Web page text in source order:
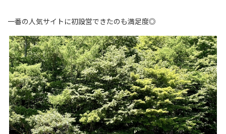
一番の人気サイトに初設営できたのも満足度◎